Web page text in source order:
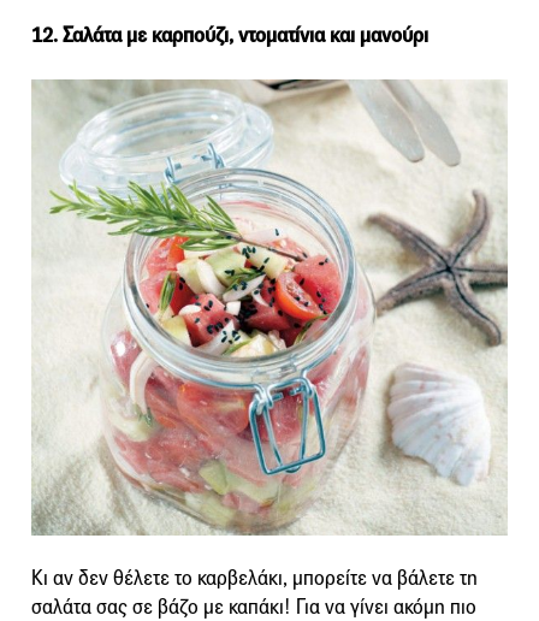
12. Σαλάτα με καρπούζι, ντοματίνια και μανούρι
Κι αν δεν θέλετε το καρβελάκι, μπορείτε να βάλετε τη
σαλάτα σας σε βάζο με καπάκι! Για να γίνει ακόμη πιο